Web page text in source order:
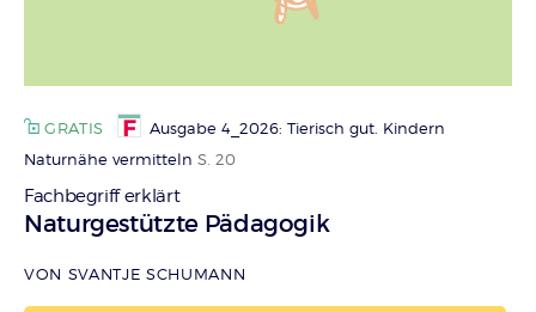
GRATIS
Ausgabe 4_2026: Tierisch gut. Kindern
Naturnähe vermitteln S. 20
Fachbegriff erklärt
:
Naturgestützte Pädagogik
VON SVANTJE SCHUMANN